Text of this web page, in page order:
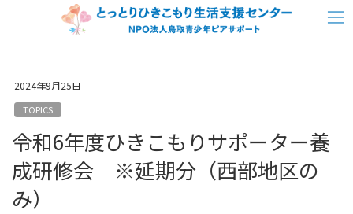
2024年9月25日
TOPICS
令和6年度ひきこもりサポーター養
成研修会 ※延期分（西部地区の
み）